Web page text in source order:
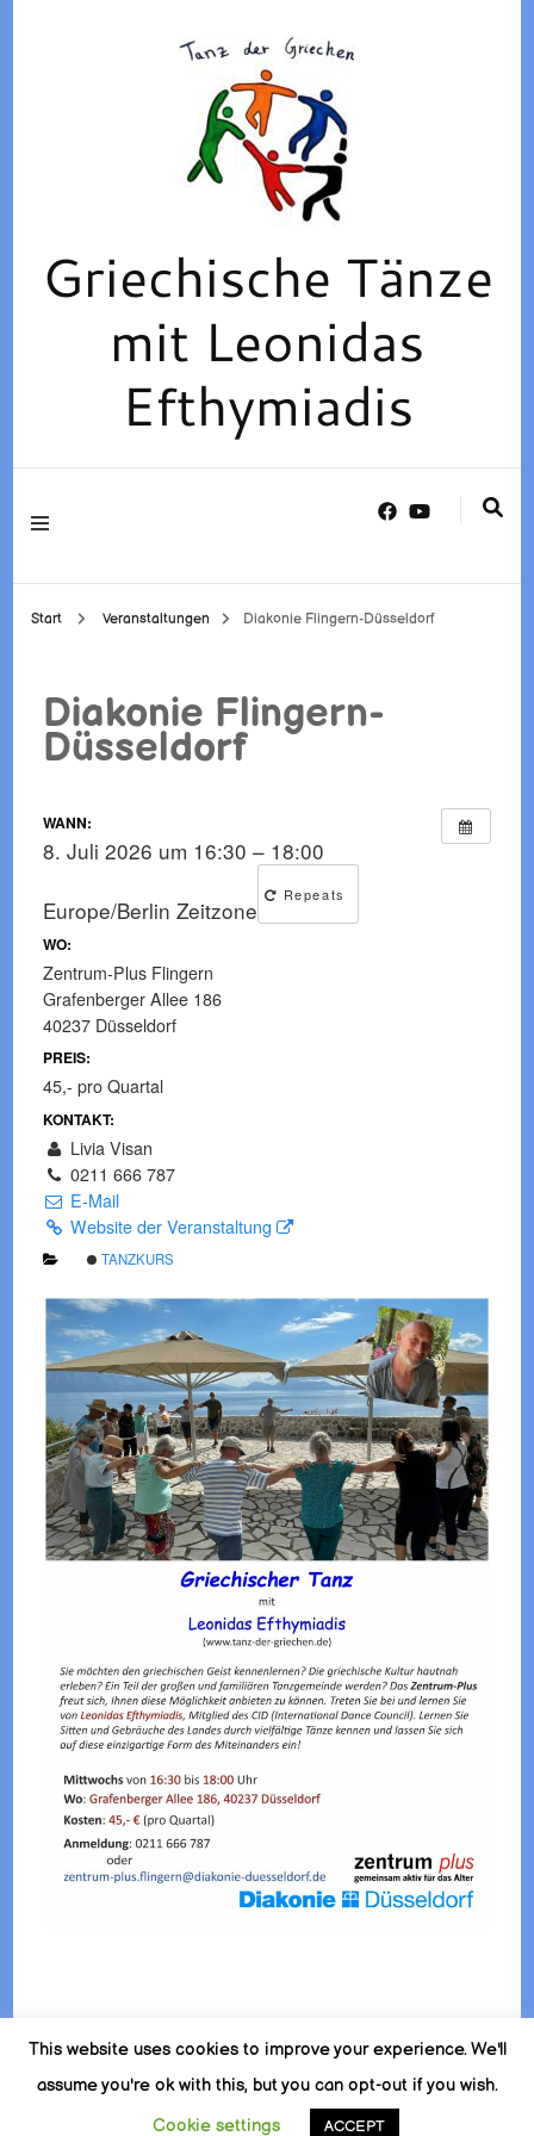
Griechische Tänze
mit Leonidas
Efthymiadis
Start Veranstaltungen Diakonie Flingern-Düsseldorf
Diakonie Flingern-
Düsseldorf
WANN:
8. Juli 2026 um 16:30 – 18:00
Europe/Berlin Zeitzone
Repeats
WO:
Zentrum-Plus Flingern
Grafenberger Allee 186
40237 Düsseldorf
PREIS:
45,- pro Quartal
KONTAKT:
Livia Visan
0211 666 787
E-Mail
Website der Veranstaltung
TANZKURS
© Copyright 2026Griechische Tänze mit Leonidas Efthymiadis
Fashion Icon | Developed By
Blossom Themes. Powered by WordPress.
This website uses cookies to improve your experience. We'll
assume you're ok with this, but you can opt-out if you wish.
Cookie settings
ACCEPT